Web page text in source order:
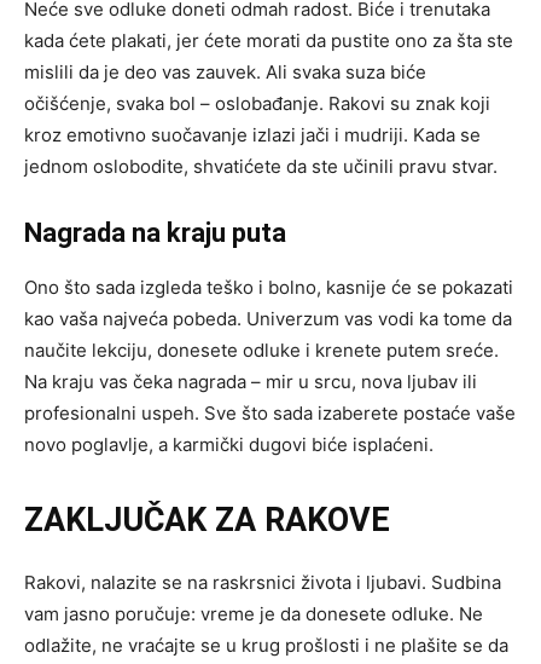
Neće sve odluke doneti odmah radost. Biće i trenutaka
kada ćete plakati, jer ćete morati da pustite ono za šta ste
mislili da je deo vas zauvek. Ali svaka suza biće
očišćenje, svaka bol – oslobađanje. Rakovi su znak koji
kroz emotivno suočavanje izlazi jači i mudriji. Kada se
jednom oslobodite, shvatićete da ste učinili pravu stvar.
Nagrada na kraju puta
Ono što sada izgleda teško i bolno, kasnije će se pokazati
kao vaša najveća pobeda. Univerzum vas vodi ka tome da
naučite lekciju, donesete odluke i krenete putem sreće.
Na kraju vas čeka nagrada – mir u srcu, nova ljubav ili
profesionalni uspeh. Sve što sada izaberete postaće vaše
novo poglavlje, a karmički dugovi biće isplaćeni.
ZAKLJUČAK ZA RAKOVE
Rakovi, nalazite se na raskrsnici života i ljubavi. Sudbina
vam jasno poručuje: vreme je da donesete odluke. Ne
odlažite, ne vraćajte se u krug prošlosti i ne plašite se da